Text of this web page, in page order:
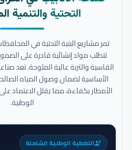
التحتية والتنمية
تمر مشاريع البنية التحتية في
تتطلب مواد إنشائية قادرة على
القاسية والتربة عالية الملوحة. تعد
الأساسية لضمان وصول المياه
الأمطار بكفاءة، مما يقلل الاعتماد
الوطنية.
engineeringالتغطية الوطنية الشاملة